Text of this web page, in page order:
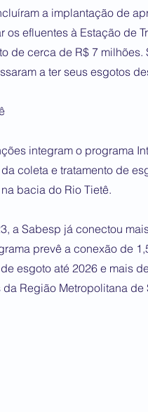
a implantação de
os efluentes à Estação de
de cerca de R$ 7
a ter seus esgotos
integram o programa
coleta e tratamento de
bacia do Rio Tietê.
a Sabesp já conectou
prevê a conexão de
esgoto até 2026 e mais
Região Metropolitana de